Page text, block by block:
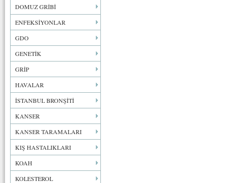
DOMUZ GRİBİ
ENFEKSİYONLAR
GDO
GENETİK
GRİP
HAVALAR
İSTANBUL BRONŞİTİ
KANSER
KANSER TARAMALARI
KIŞ HASTALIKLARI
KOAH
KOLESTEROL